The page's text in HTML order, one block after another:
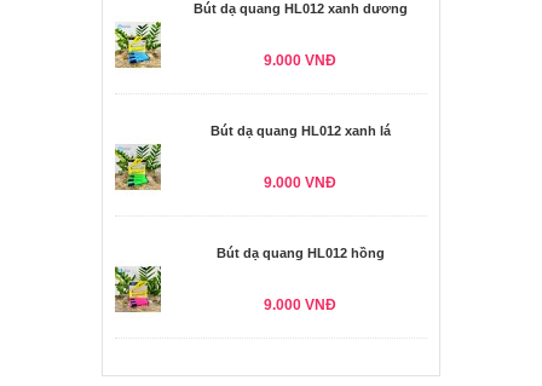
Bút dạ quang HL012 xanh dương
9.000 VNĐ
Bút dạ quang HL012 xanh lá
9.000 VNĐ
Bút dạ quang HL012 hồng
9.000 VNĐ